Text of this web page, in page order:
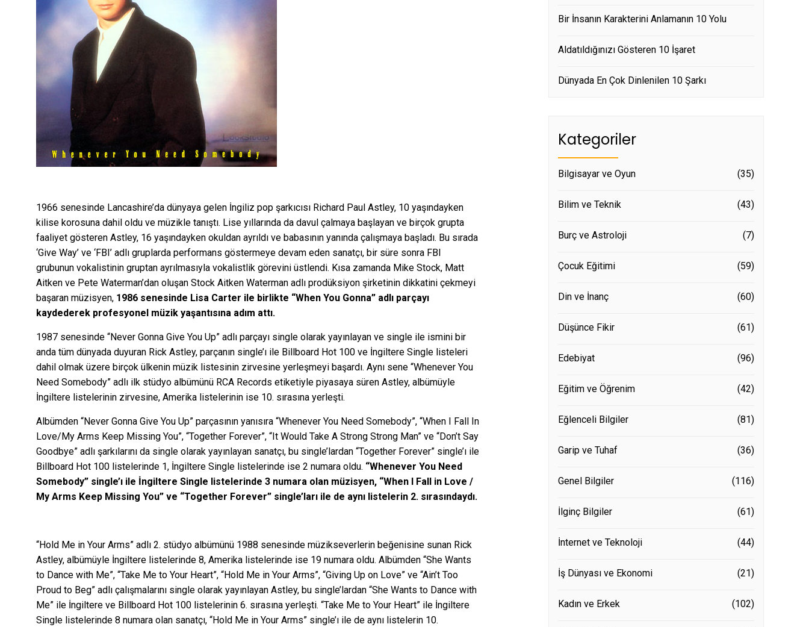
1966 senesinde Lancashire’da dünyaya gelen İngiliz pop şarkıcısı Richard Paul Astley, 10 yaşındayken
kilise korosuna dahil oldu ve müzikle tanıştı. Lise yıllarında da davul çalmaya başlayan ve birçok grupta
faaliyet gösteren Astley, 16 yaşındayken okuldan ayrıldı ve babasının yanında çalışmaya başladı. Bu sırada
‘Give Way’ ve ‘FBI’ adlı gruplarda performans göstermeye devam eden sanatçı, bir süre sonra FBI
grubunun vokalistinin gruptan ayrılmasıyla vokalistlik görevini üstlendi. Kısa zamanda Mike Stock, Matt
Aitken ve Pete Waterman’dan oluşan Stock Aitken Waterman adlı prodüksiyon şirketinin dikkatini çekmeyi
başaran müzisyen, 1986 senesinde Lisa Carter ile birlikte “When You Gonna” adlı parçayı
kaydederek profesyonel müzik yaşantısına adım attı.
1987 senesinde “Never Gonna Give You Up” adlı parçayı single olarak yayınlayan ve single ile ismini bir
anda tüm dünyada duyuran Rick Astley, parçanın single’ı ile Billboard Hot 100 ve İngiltere Single listeleri
dahil olmak üzere birçok ülkenin müzik listesinin zirvesine yerleşmeyi başardı. Aynı sene “Whenever You
Need Somebody” adlı ilk stüdyo albümünü RCA Records etiketiyle piyasaya süren Astley, albümüyle
İngiltere listelerinin zirvesine, Amerika listelerinin ise 10. sırasına yerleşti.
Albümden “Never Gonna Give You Up” parçasının yanısıra “Whenever You Need Somebody”, “When I Fall In
Love/My Arms Keep Missing You”, “Together Forever”, “It Would Take A Strong Strong Man” ve “Don’t Say
Goodbye” adlı şarkılarını da single olarak yayınlayan sanatçı, bu single’lardan “Together Forever” single’ı ile
Billboard Hot 100 listelerinde 1, İngiltere Single listelerinde ise 2 numara oldu. “Whenever You Need
Somebody” single’ı ile İngiltere Single listelerinde 3 numara olan müzisyen, “When I Fall in Love /
My Arms Keep Missing You” ve “Together Forever” single’ları ile de aynı listelerin 2. sırasındaydı.
“Hold Me in Your Arms” adlı 2. stüdyo albümünü 1988 senesinde müzikseverlerin beğenisine sunan Rick
Astley, albümüyle İngiltere listelerinde 8, Amerika listelerinde ise 19 numara oldu. Albümden “She Wants
to Dance with Me”, “Take Me to Your Heart”, “Hold Me in Your Arms”, “Giving Up on Love” ve “Ain’t Too
Proud to Beg” adlı çalışmalarını single olarak yayınlayan Astley, bu single’lardan “She Wants to Dance with
Me” ile İngiltere ve Billboard Hot 100 listelerinin 6. sırasına yerleşti. “Take Me to Your Heart” ile İngiltere
Single listelerinde 8 numara olan sanatçı, “Hold Me in Your Arms” single’ı ile de aynı listelerin 10.
Bir İnsanın Karakterini Anlamanın 10 Yolu
Aldatıldığınızı Gösteren 10 İşaret
Dünyada En Çok Dinlenilen 10 Şarkı
Kategoriler
Bilgisayar ve Oyun (35)
Bilim ve Teknik (43)
Burç ve Astroloji (7)
Çocuk Eğitimi (59)
Din ve İnanç (60)
Düşünce Fikir (61)
Edebiyat (96)
Eğitim ve Öğrenim (42)
Eğlenceli Bilgiler (81)
Garip ve Tuhaf (36)
Genel Bilgiler (116)
İlginç Bilgiler (61)
İnternet ve Teknoloji (44)
İş Dünyası ve Ekonomi (21)
Kadın ve Erkek (102)